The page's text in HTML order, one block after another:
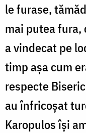
le furase,
mai putea fura,
a vindecat pe
timp aşa cum
respecte
au înfricoşat
Karopulos îşi